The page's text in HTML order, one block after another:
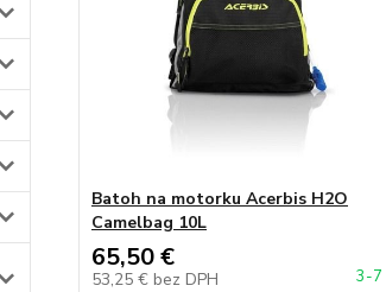
Batoh na motorku Acerbis H2O
Camelbag 10L
65,50 €
53,25 € bez DPH 3-7